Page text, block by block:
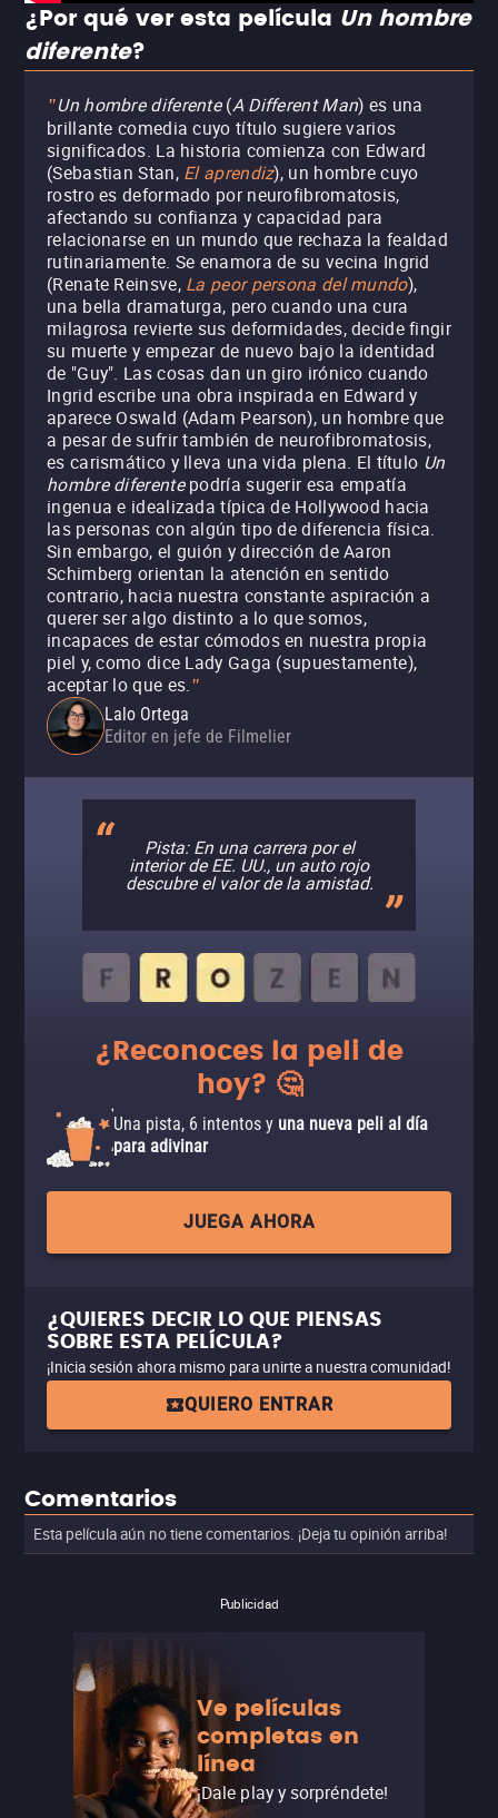
¿Por qué ver esta película Un hombre
diferente?
"Un hombre diferente(A Different Man) es una
brillante comedia cuyo título sugiere varios
significados. La historia comienza con Edward
(Sebastian Stan, El aprendiz), un hombre cuyo
rostro es deformado por neurofibromatosis,
afectando su confianza y capacidad para
relacionarse en un mundo que rechaza la fealdad
rutinariamente. Se enamora de su vecina Ingrid
(Renate Reinsve, La peor persona del mundo),
una bella dramaturga, pero cuando una cura
milagrosa revierte sus deformidades, decide fingir
su muerte y empezar de nuevo bajo la identidad
de "Guy". Las cosas dan un giro irónico cuando
Ingrid escribe una obra inspirada en Edward y
aparece Oswald (Adam Pearson), un hombre que
a pesar de sufrir también de neurofibromatosis,
es carismático y lleva una vida plena. El título Un
hombre diferentepodría sugerir esa empatía
ingenua e idealizada típica de Hollywood hacia
las personas con algún tipo de diferencia física.
Sin embargo, el guión y dirección de Aaron
Schimberg orientan la atención en sentido
contrario, hacia nuestra constante aspiración a
querer ser algo distinto a lo que somos,
incapaces de estar cómodos en nuestra propia
piel y, como dice Lady Gaga (supuestamente),
aceptar lo que es."
Lalo Ortega
Editor en jefe de Filmelier
Pista: En una carrera por el
interior de EE. UU., un auto rojo
descubre el valor de la amistad.
¿Reconoces la peli de
hoy? 🤔
Una pista, 6 intentos y una nueva peli al día
para adivinar
JUEGA AHORA
¿QUIERES DECIR LO QUE PIENSAS
SOBRE ESTA PELÍCULA?
¡Inicia sesión ahora mismo para unirte a nuestra comunidad!
QUIERO ENTRAR
Comentarios
Esta película aún no tiene comentarios. ¡Deja tu opinión arriba!
Publicidad
Ve películas
completas en
línea
¡Dale play y sorpréndete!